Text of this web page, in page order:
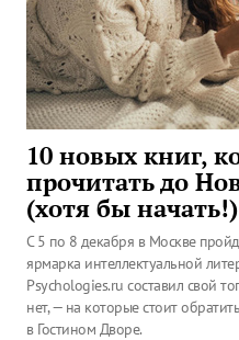
10 новых книг,
прочитать до
(хотя бы начать!)
С 5 по 8 декабря в Москве
ярмарка интеллектуальной
Psychologies.ru составил свой
нет, — на которые стоит
в Гостином Дворе.